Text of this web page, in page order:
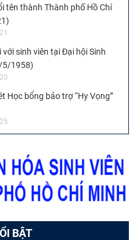
tên thành Thành phố Hồ Chí
sinh viên tại Đại hội Sinh
5/1958)
Học bổng bảo trợ “Hy Vọng”
BẬT